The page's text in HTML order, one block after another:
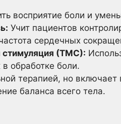
восприятие боли и
Учит пациентов
сердечных
стимуляция (ТМС):
обработке боли.
терапией, но включает
баланса всего тела.